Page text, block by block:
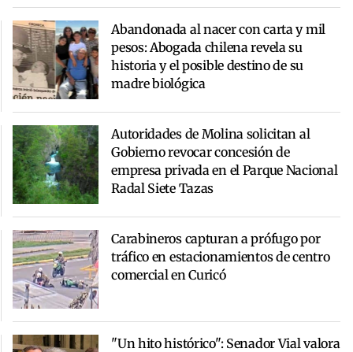
Abandonada al nacer con carta y mil
pesos: Abogada chilena revela su
historia y el posible destino de su
madre biológica
Autoridades de Molina solicitan al
Gobierno revocar concesión de
empresa privada en el Parque Nacional
Radal Siete Tazas
Carabineros capturan a prófugo por
tráfico en estacionamientos de centro
comercial en Curicó
"Un hito histórico": Senador Vial valora